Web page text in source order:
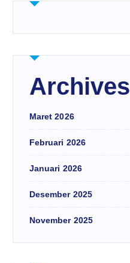
Archives
Maret 2026
Februari 2026
Januari 2026
Desember 2025
November 2025